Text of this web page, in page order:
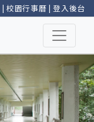
| 校園行事曆 |登入後台